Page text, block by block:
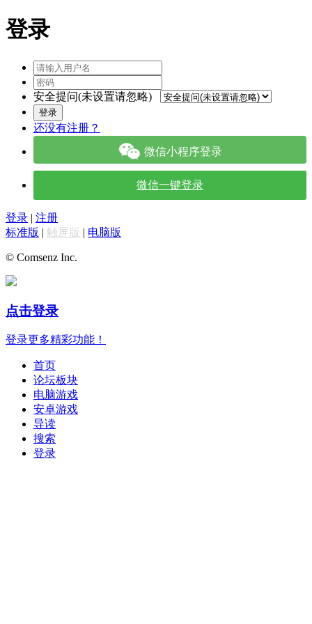
登录
安全提问(未设置请忽略)
登录
还没有注册？
微信小程序登录
微信一键登录
登录 | 注册
标准版 | 触屏版 | 电脑版
© Comsenz Inc.
点击登录
登录更多精彩功能！
首页
论坛板块
电脑游戏
安卓游戏
导读
搜索
登录